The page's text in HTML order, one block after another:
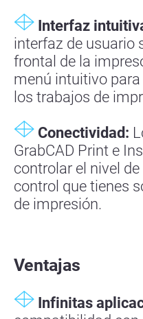
Interfaz
interfaz de usuario
frontal de la
menú intuitivo
los trabajos de
Conectividad:
GrabCAD Print e
controlar el nivel
control que tienes
de impresión.
Ventajas
Infinitas